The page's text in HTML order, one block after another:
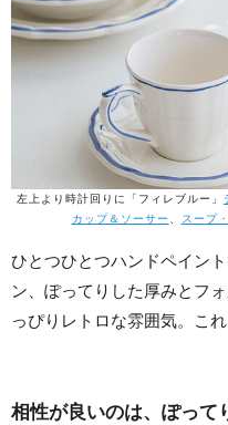
左上より時計回りに「フィレブルー」
カップ＆ソーサー
スープ
ひとつひとつハンドペイン
ン、ぽってりした厚みとフ
っぴりレトロな雰囲気。こ
相性が良いのは、ぽって